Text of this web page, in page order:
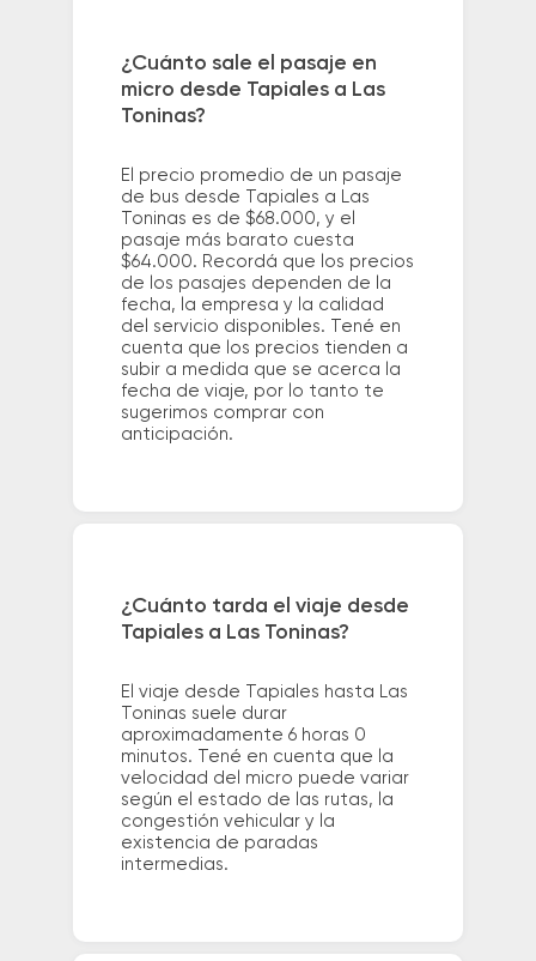
¿Cuánto sale el pasaje en
micro desde Tapiales a Las
Toninas?
El precio promedio de un pasaje
de bus desde Tapiales a Las
Toninas es de $68.000, y el
pasaje más barato cuesta
$64.000. Recordá que los precios
de los pasajes dependen de la
fecha, la empresa y la calidad
del servicio disponibles. Tené en
cuenta que los precios tienden a
subir a medida que se acerca la
fecha de viaje, por lo tanto te
sugerimos comprar con
anticipación.
¿Cuánto tarda el viaje desde
Tapiales a Las Toninas?
El viaje desde Tapiales hasta Las
Toninas suele durar
aproximadamente 6 horas 0
minutos. Tené en cuenta que la
velocidad del micro puede variar
según el estado de las rutas, la
congestión vehicular y la
existencia de paradas
intermedias.